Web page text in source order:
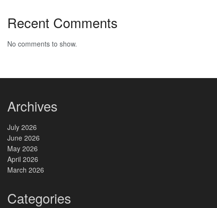
Recent Comments
No comments to show.
Archives
July 2026
June 2026
May 2026
April 2026
March 2026
Categories